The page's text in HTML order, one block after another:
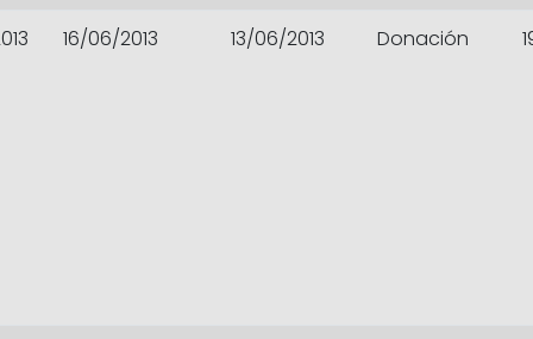
16/06/2013 13/06/2013 Donación